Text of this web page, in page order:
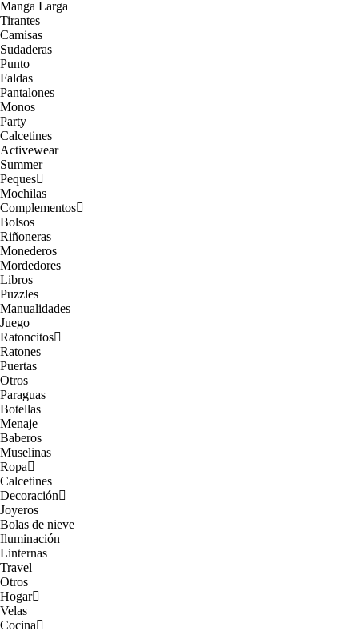
Manga Larga
Tirantes
Camisas
Sudaderas
Punto
Faldas
Pantalones
Monos
Party
Calcetines
Activewear
Summer
Peques
Mochilas
Complementos
Bolsos
Riñoneras
Monederos
Mordedores
Libros
Puzzles
Manualidades
Juego
Ratoncitos
Ratones
Puertas
Otros
Paraguas
Botellas
Menaje
Baberos
Muselinas
Ropa
Calcetines
Decoración
Joyeros
Bolas de nieve
Iluminación
Linternas
Travel
Otros
Hogar
Velas
Cocina